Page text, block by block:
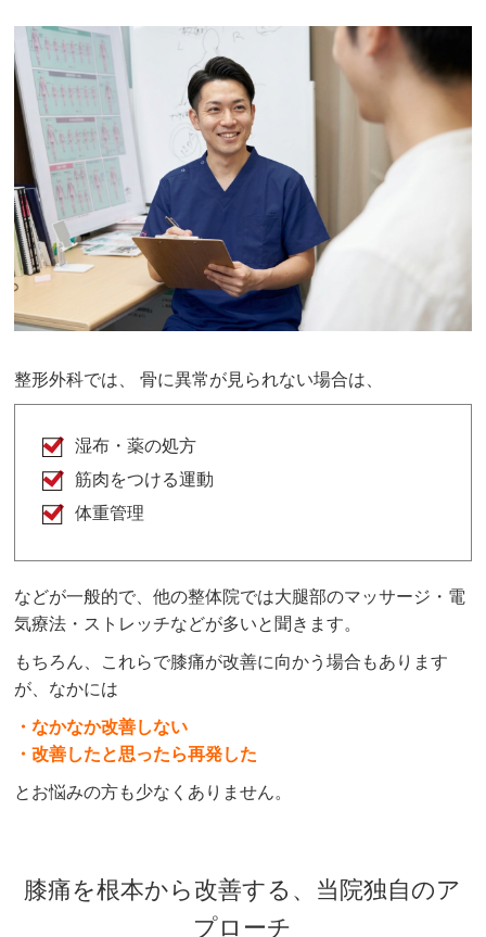
整形外科では、 骨に異常が見られない場合は、
湿布・薬の処方
筋肉をつける運動
体重管理
などが一般的で、他の整体院では大腿部のマッサージ・電
気療法・ストレッチなどが多いと聞きます。
もちろん、これらで膝痛が改善に向かう場合もあります
が、なかには
・なかなか改善しない
・改善したと思ったら再発した
とお悩みの方も少なくありません。
膝痛を根本から改善する、当院独自のア
プローチ